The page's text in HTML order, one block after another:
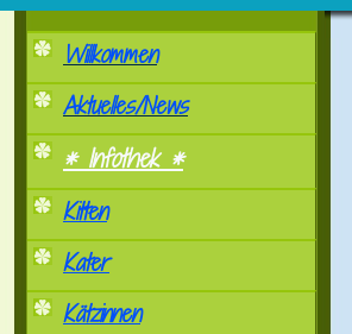
Willkommen
Aktuelles/News
* Infothek *
Kitten
Kater
Kätzinnen